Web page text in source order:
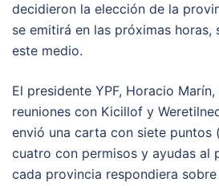
decidieron la elección de la
se emitirá en las próximas horas,
este medio.
El presidente YPF, Horacio
reuniones con Kicillof y
envió una carta con siete puntos
cuatro con permisos y ayudas al
cada provincia respondiera